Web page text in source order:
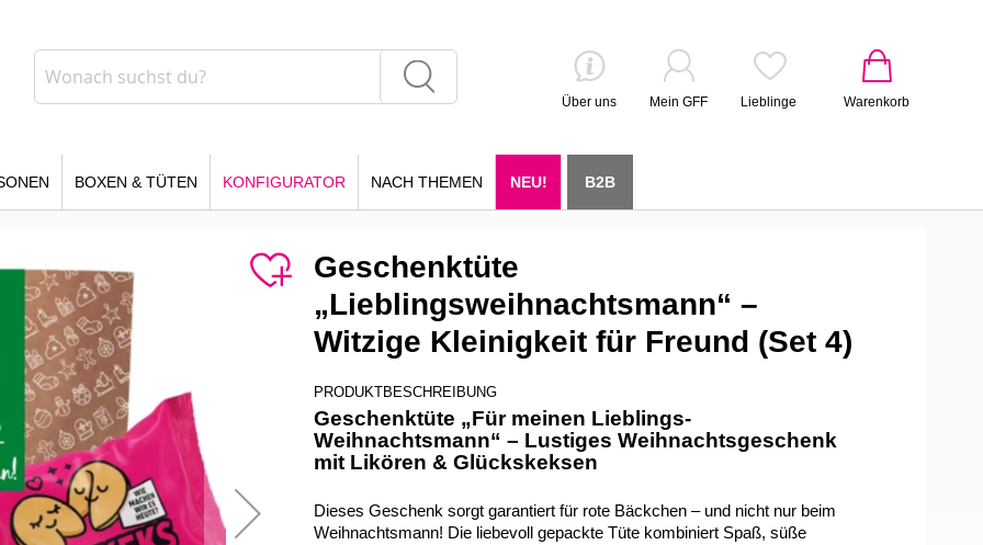
Warenkorb
Über uns Mein GFF Lieblinge
BOXEN & TÜTEN KONFIGURATOR NACH THEMEN NEU! B2B
Geschenktüte
„Lieblingsweihnachtsmann“ –
Witzige Kleinigkeit für Freund (Set 4)
PRODUKTBESCHREIBUNG
Geschenktüte „Für meinen Lieblings-
Weihnachtsmann“ – Lustiges Weihnachtsgeschenk
mit Likören & Glückskeksen
Dieses Geschenk sorgt garantiert für rote Bäckchen – und nicht nur beim
Weihnachtsmann! Die liebevoll gepackte Tüte kombiniert Spaß, süße